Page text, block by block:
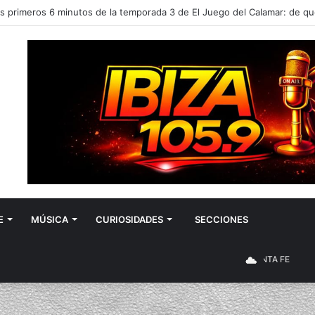
MÚSICA CURIOSIDADES SECCIONES